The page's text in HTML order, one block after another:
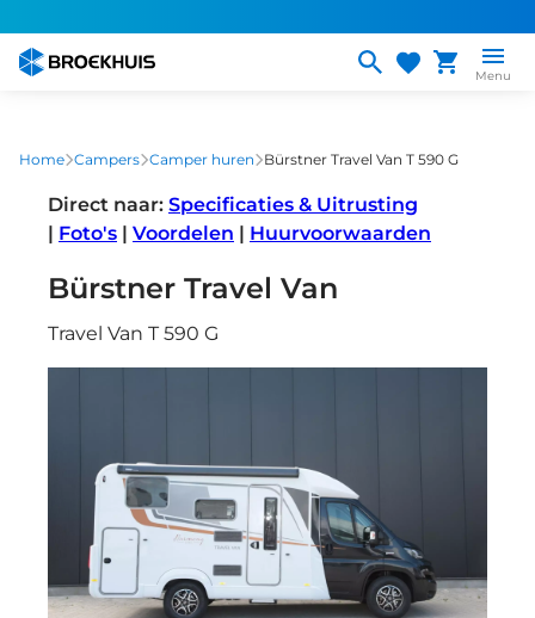
naar
gaan
Menu
Home Campers Camper huren Bürstner Travel Van T 590 G
Direct naar: Specificaties & Uitrusting
| Foto's | Voordelen | Huurvoorwaarden
Bürstner Travel Van
Travel Van T 590 G